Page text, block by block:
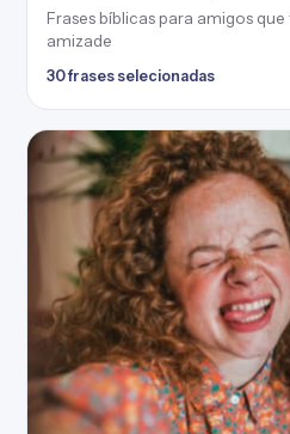
Frases bíblicas para amigos
amizade
30 frases selecionadas